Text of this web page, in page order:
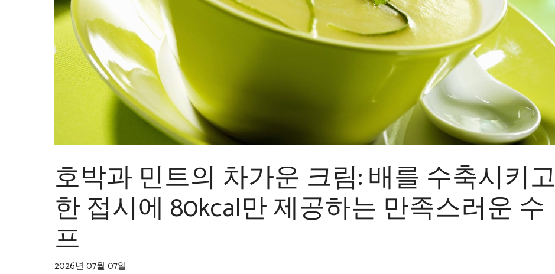
호박과 민트의 차가운 크림: 배를 수축시키고
한 접시에 80kcal만 제공하는 만족스러운 수
프
2026년 07월 07일